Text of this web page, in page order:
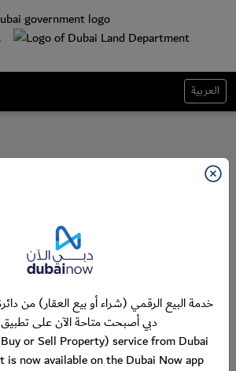
العربية
خدمة البيع الرقمي (شراء أو بيع العقار) من
دبي أصبحت متاحة الآن على تطبيق
or Sell Property) service from Dubai
is now available on the Dubai Now app